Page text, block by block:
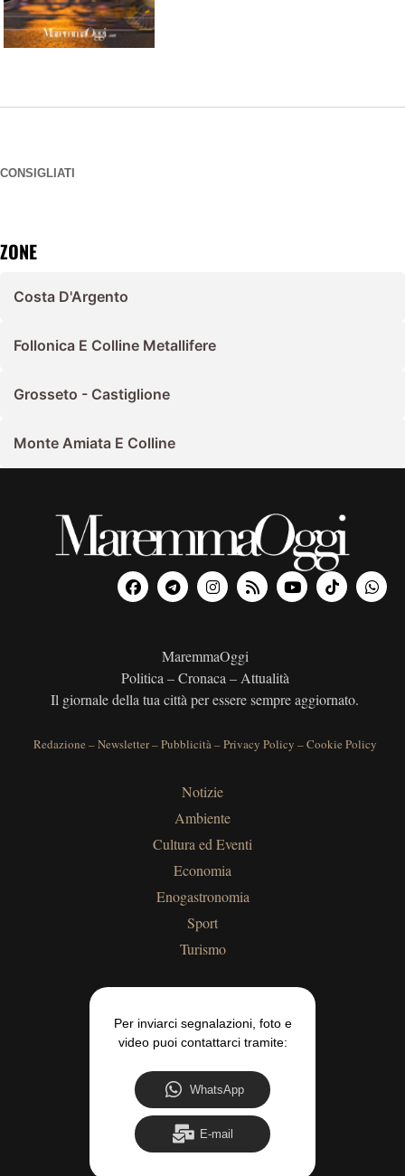
CONSIGLIATI
ZONE
Costa D'Argento
Follonica E Colline Metallifere
Grosseto - Castiglione
Monte Amiata E Colline
MaremmaOggi
Politica – Cronaca – Attualità
Il giornale della tua città per essere sempre aggiornato.
Redazione –Newsletter–Pubblicità–Privacy Policy –Cookie Policy
Notizie
Ambiente
Cultura ed Eventi
Economia
Enogastronomia
Sport
Turismo
Per inviarci segnalazioni, foto e
video puoi contattarci tramite:
WhatsApp
E-mail